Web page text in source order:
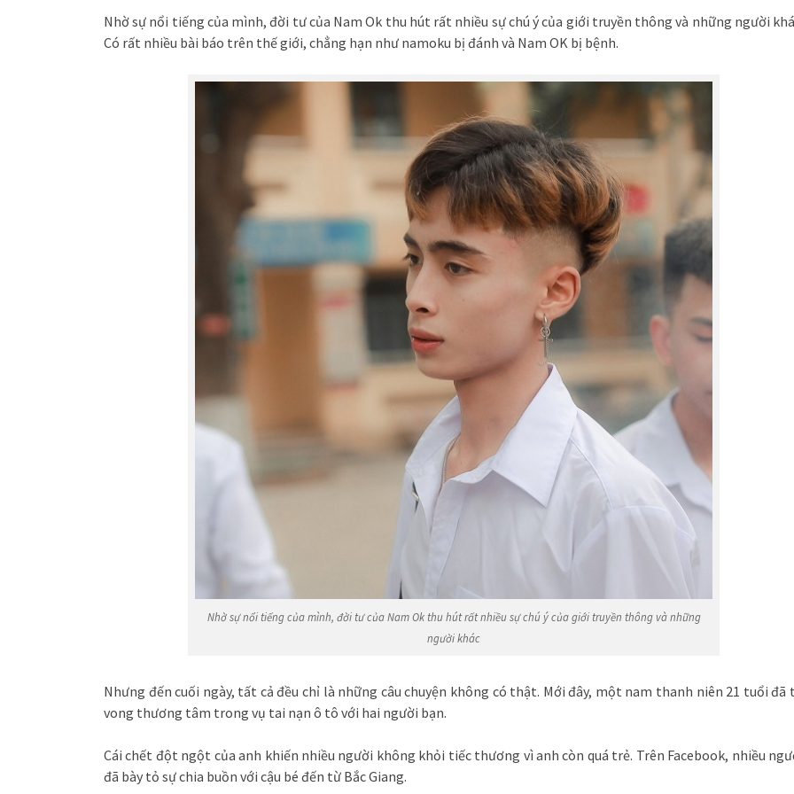
Nhờ sự nổi tiếng của mình, đời tư của Nam Ok thu hút rất nhiều sự chú ý của giới truyền thông và những người
Có rất nhiều bài báo trên thế giới, chẳng hạn như namoku bị đánh và Nam OK bị bệnh.
Nhờ sự nổi tiếng của mình, đời tư của Nam Ok thu hút rất nhiều sự chú ý của giới truyền thông và những
người khác
Nhưng đến cuối ngày, tất cả đều chỉ là những câu chuyện không có thật. Mới đây, một nam thanh niên 21 tuổi đã
vong thương tâm trong vụ tai nạn ô tô với hai người bạn.
Cái chết đột ngột của anh khiến nhiều người không khỏi tiếc thương vì anh còn quá trẻ. Trên Facebook, nhiều
đã bày tỏ sự chia buồn với cậu bé đến từ Bắc Giang.